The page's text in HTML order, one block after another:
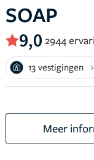
SOAP
9,0 2944
13 vestigingen
Meer